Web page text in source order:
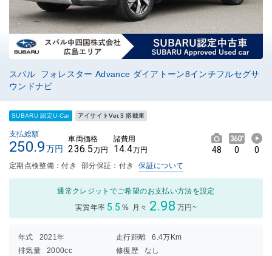
スバル フォレスター Advance ダイアトーン8インチフルセグサ
ウンドナビ
SUBARU 認定U-Car アイサイトVer.3 搭載車
支払総額
250.9万円
車両価格
236.5万円
諸費用
14.4万円 48 0 0
定期点検整備：付き 部分保証：付き 保証について
通常クレジットでご希望のお支払い方法を設定
実質年率 5.5 % 月々 2.98 万円~
年式 2021年 走行距離
6.4万Km
排気量
2000cc 修復歴
なし